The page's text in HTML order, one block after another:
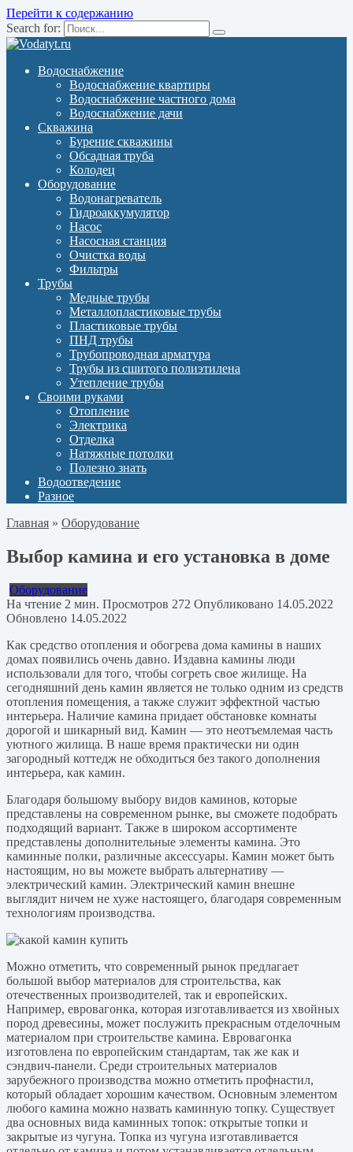
Перейти к содержанию
Search for:
Водоснабжение
Водоснабжение квартиры
Водоснабжение частного дома
Водоснабжение дачи
Скважина
Бурение скважины
Обсадная труба
Колодец
Оборудование
Водонагреватель
Гидроаккумулятор
Насос
Насосная станция
Очистка воды
Фильтры
Трубы
Медные трубы
Металлопластиковые трубы
Пластиковые трубы
ПНД трубы
Трубопроводная арматура
Трубы из сшитого полиэтилена
Утепление трубы
Своими руками
Отопление
Электрика
Отделка
Натяжные потолки
Полезно знать
Водоотведение
Разное
Главная » Оборудование
Выбор камина и его установка в доме
Оборудование
На чтение 2 мин. Просмотров 272 Опубликовано 14.05.2022
Обновлено 14.05.2022
Как средство отопления и обогрева дома камины в наших
домах появились очень давно. Издавна камины люди
использовали для того, чтобы согреть свое жилище. На
сегодняшний день камин является не только одним из средств
отопления помещения, а также служит эффектной частью
интерьера. Наличие камина придает обстановке комнаты
дорогой и шикарный вид. Камин — это неотъемлемая часть
уютного жилища. В наше время практически ни один
загородный коттедж не обходиться без такого дополнения
интерьера, как камин.
Благодаря большому выбору видов каминов, которые
представлены на современном рынке, вы сможете подобрать
подходящий вариант. Также в широком ассортименте
представлены дополнительные элементы камина. Это
каминные полки, различные аксессуары. Камин может быть
настоящим, но вы можете выбрать альтернативу —
электрический камин. Электрический камин внешне
выглядит ничем не хуже настоящего, благодаря современным
технологиям производства.
Можно отметить, что современный рынок предлагает
большой выбор материалов для строительства, как
отечественных производителей, так и европейских.
Например, евровагонка, которая изготавливается из хвойных
пород древесины, может послужить прекрасным отделочным
материалом при строительстве камина. Евровагонка
изготовлена по европейским стандартам, так же как и
сэндвич-панели. Среди строительных материалов
зарубежного производства можно отметить профнастил,
который обладает хорошим качеством. Основным элементом
любого камина можно назвать каминную топку. Существует
два основных вида каминных топок: открытые топки и
закрытые из чугуна. Топка из чугуна изготавливается